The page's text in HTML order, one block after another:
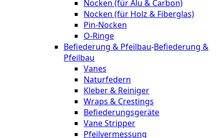
Nocken (für Alu & Carbon)
Nocken (für Holz & Fiberglas)
Pin-Nocken
O-Ringe
Befiederung & Pfeilbau-Befiederung &
Pfeilbau
Vanes
Naturfedern
Kleber & Reiniger
Wraps & Crestings
Befiederungsgeräte
Vane Stripper
Pfeilvermessung